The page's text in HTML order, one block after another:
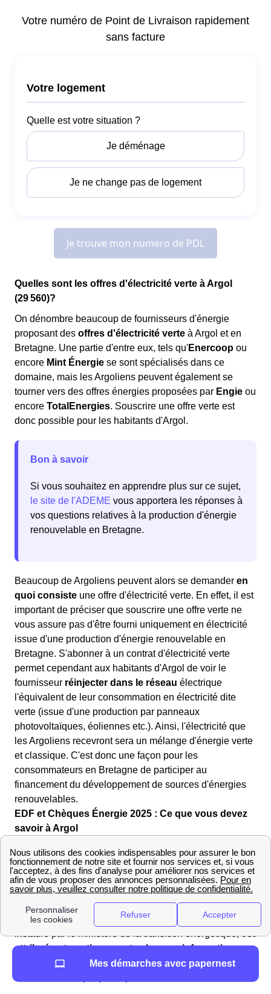
Quelles sont les offres d'électricité verte à Argol
(29 560)?
On dénombre beaucoup de fournisseurs d'énergie
proposant des offres d'électricité verte à Argol et en
Bretagne. Une partie d'entre eux, tels qu'Enercoop ou
encore Mint Énergie se sont spécialisés dans ce
domaine, mais les Argoliens peuvent également se
tourner vers des offres énergies proposées par Engie ou
encore TotalEnergies. Souscrire une offre verte est
donc possible pour les habitants d'Argol.
Bon à savoir
Si vous souhaitez en apprendre plus sur ce sujet,
le site de l'ADEME vous apportera les réponses à
vos questions relatives à la production d'énergie
renouvelable en Bretagne.
Beaucoup de Argoliens peuvent alors se demander en
quoi consiste une offre d'électricité verte. En effet, il est
important de préciser que souscrire une offre verte ne
vous assure pas d'être fourni uniquement en électricité
issue d'une production d'énergie renouvelable en
Bretagne. S'abonner à un contrat d'électricité verte
permet cependant aux habitants d'Argol de voir le
fournisseur réinjecter dans le réseau électrique
l'équivalent de leur consommation en électricité dite
verte (issue d'une production par panneaux
photovoltaïques, éoliennes etc.). Ainsi, l'électricité que
les Argoliens recevront sera un mélange d'énergie verte
et classique. C'est donc une façon pour les
consommateurs en Bretagne de participer au
financement du développement de sources d'énergies
renouvelables.
EDF et Chèques Énergie 2025 : Ce que vous devez
savoir à Argol
Les chèques énergie seront envoyés cette année à
Argol à partir de 25 avril 2024 pour tous les bénéficiaires
Argoliens.
Si vous y êtes éligible, vous pouvez utiliser le chèque
énergie pour le paiement de vos factures. Ce dispositif,
instauré par le ministère de la transition énergétique,est
attribué automatiquement selon vos informations
fiscales, sans aucune démarche de votre part !Vous
Mes démarches avec papernest